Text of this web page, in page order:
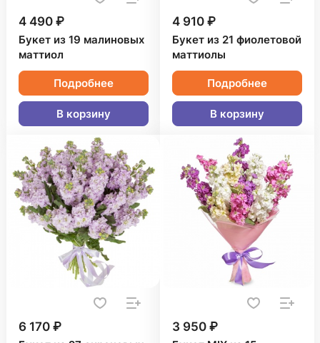
4 490 ₽
Букет из 19 малиновых
маттиол
Подробнее
В корзину
4 910 ₽
Букет из 21 фиолетовой
маттиолы
Подробнее
В корзину
6 170 ₽ 3 950 ₽